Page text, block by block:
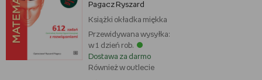
Pagacz Ryszard
Książki okładka miękka
Przewidywana wysyłka:
w 1 dzień rob.
Dostawa za darmo
Również w outlecie